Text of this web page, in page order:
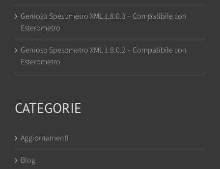
Genioso Spesometro XML 1.8.0.3 – Compatibile con
Esterometro
Genioso Spesometro XML 1.8.0.2 – Compatibile con
Esterometro
CATEGORIE
Aggiornamenti
Blog